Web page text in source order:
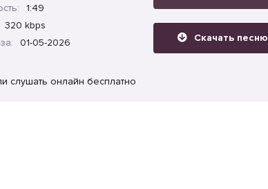
1:49
320 kbps
01-05-2026 Скачать песню
слушать онлайн бесплатно